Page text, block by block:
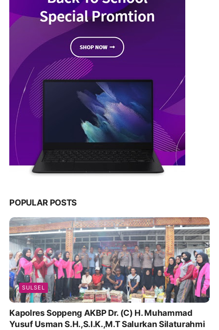
POPULAR POSTS
SULSEL
Kapolres Soppeng AKBP Dr. (C) H. Muhammad
Yusuf Usman S.H.,S.I.K.,M.T Salurkan Silaturahmi